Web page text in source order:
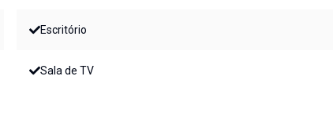
Escritório
Sala de TV